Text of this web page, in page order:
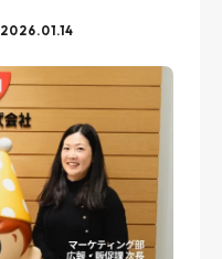
2026.01.14